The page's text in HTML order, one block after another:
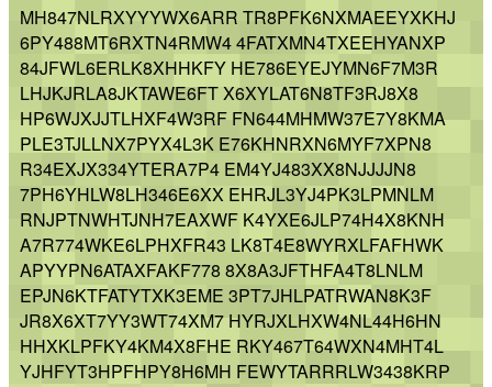
MH847NLRXYYYWX6ARR TR8PFK6NXMAEEYXKHJ
6PY488MT6RXTN4RMW4 4FATXMN4TXEEHYANXP
84JFWL6ERLK8XHHKFY HE786EYEJYMN6F7M3R
LHJKJRLA8JKTAWE6FT X6XYLAT6N8TF3RJ8X8
HP6WJXJJTLHXF4W3RF FN644MHMW37E7Y8KMA
PLE3TJLLNX7PYX4L3K E76KHNRXN6MYF7XPN8
R34EXJX334YTERA7P4 EM4YJ483XX8NJJJJN8
7PH6YHLW8LH346E6XX EHRJL3YJ4PK3LPMNLM
RNJPTNWHTJNH7EAXWF K4YXE6JLP74H4X8KNH
A7R774WKE6LPHXFR43 LK8T4E8WYRXLFAFHWK
APYYPN6ATAXFAKF778 8X8A3JFTHFA4T8LNLM
EPJN6KTFATYTXK3EME 3PT7JHLPATRWAN8K3F
JR8X6XT7YY3WT74XM7 HYRJXLHXW4NL44H6HN
HHXKLPFKY4KM4X8FHE RKY467T64WXN4MHT4L
YJHFYT3HPFHPY8H6MH FEWYTARRRLW3438KRP